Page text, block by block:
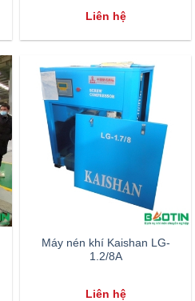
Liên hệ
Máy nén khí Kaishan LG-
1.2/8A
Liên hệ